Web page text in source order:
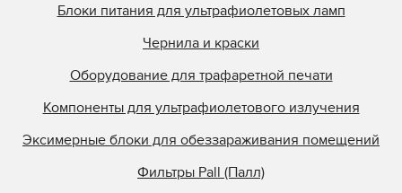
Блоки питания для ультрафиолетовых ламп
Чернила и краски
Оборудование для трафаретной печати
Компоненты для ультрафиолетового излучения
Эксимерные блоки для обеззараживания помещений
Фильтры Pall (Палл)